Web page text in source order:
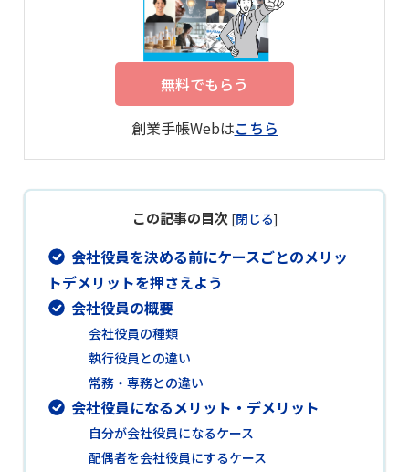
無料でもらう
創業手帳Webはこちら
この記事の目次 [閉じる]
会社役員を決める前にケースごとのメリッ
トデメリットを押さえよう
会社役員の概要
会社役員の種類
執行役員との違い
常務・専務との違い
会社役員になるメリット・デメリット
自分が会社役員になるケース
配偶者を会社役員にするケース